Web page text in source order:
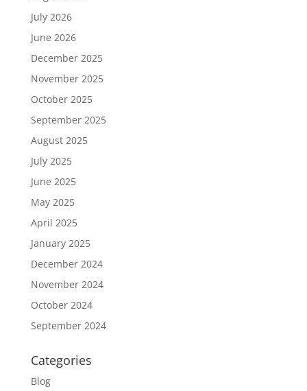
July 2026
June 2026
December 2025
November 2025
October 2025
September 2025
August 2025
July 2025
June 2025
May 2025
April 2025
January 2025
December 2024
November 2024
October 2024
September 2024
Categories
Blog